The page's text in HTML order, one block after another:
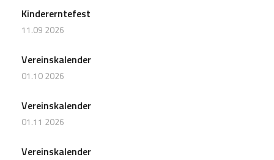
Kindererntefest
11.09 2026
Vereinskalender
01.10 2026
Vereinskalender
01.11 2026
Vereinskalender